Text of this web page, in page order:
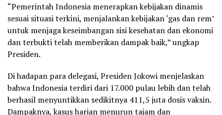
“Pemerintah Indonesia menerapkan kebijakan dinamis
sesuai situasi terkini, menjalankan kebijakan ‘gas dan rem’
untuk menjaga keseimbangan sisi kesehatan dan ekonomi
dan terbukti telah memberikan dampak baik,” ungkap
Presiden.
Di hadapan para delegasi, Presiden Jokowi menjelaskan
bahwa Indonesia terdiri dari 17.000 pulau lebih dan telah
berhasil menyuntikkan sedikitnya 411,5 juta dosis vaksin.
Dampaknya, kasus harian menurun tajam dan